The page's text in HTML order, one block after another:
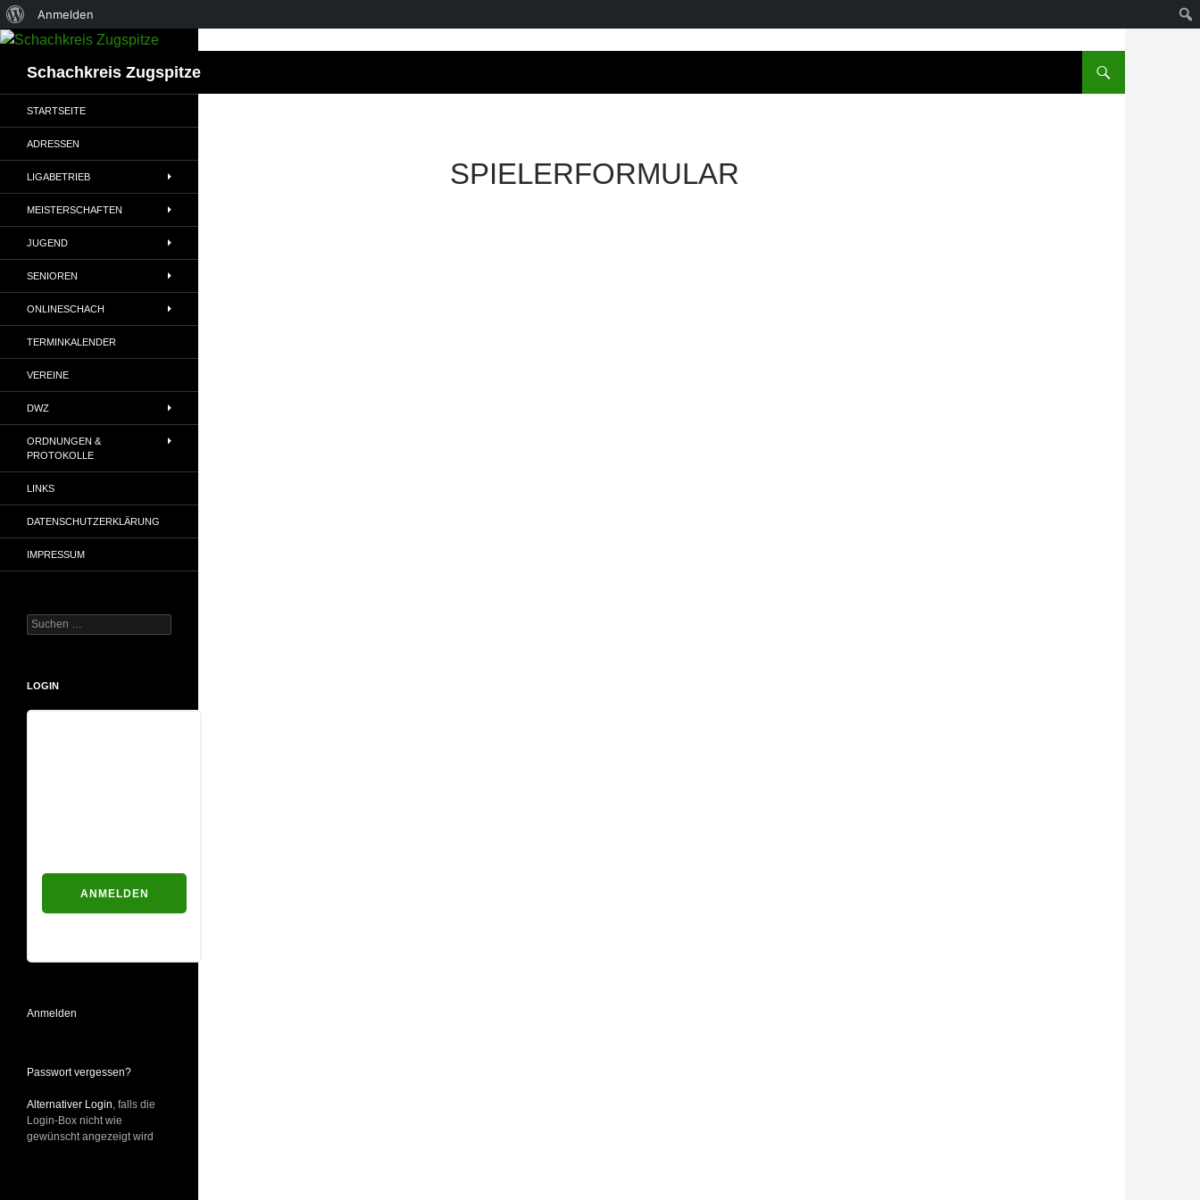
Über
WordPress
Anmelden
Zum
springenSchachkreis Zugspitze
SPIELERFORMULAR
STARTSEITE
ADRESSEN
LIGABETRIEB
MEISTERSCHAFTEN
JUGEND
SENIOREN
ONLINESCHACH
TERMINKALENDER
VEREINE
DWZ
ORDNUNGEN &
PROTOKOLLE
LINKS
DATENSCHUTZERKLÄRUNG
IMPRESSUM
Suchen
nach:
LOGIN
Anmelden
Passwort vergessen?
Alternativer Login , falls die
Login-Box nicht wie
gewünscht angezeigt wird